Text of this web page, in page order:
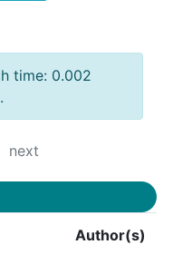
time: 0.002
next
Author(s)